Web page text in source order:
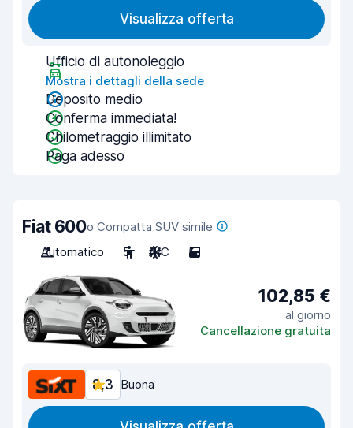
Visualizza offerta
Ufficio di autonoleggio
Mostra i dettagli della sede
Deposito medio
Conferma immediata!
Chilometraggio illimitato
Paga adesso
Fiat 600o Compatta SUV simile
Automatico
5 A/C 5
102,85 €
al giorno
Cancellazione gratuita
8,3 Buona